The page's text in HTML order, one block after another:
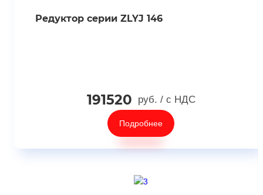
Редуктор серии ZLYJ 146
191520 руб. / с НДС
Подробнее